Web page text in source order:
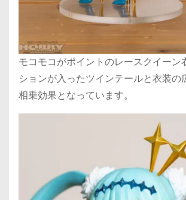
モコモコがポイントのレースクイーン
ションが入ったツインテールと衣装の
相乗効果となっています。